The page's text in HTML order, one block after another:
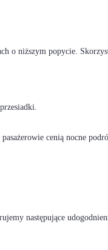
o niższym popycie.
cenią nocne